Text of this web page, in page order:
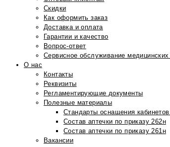
Скидки
Как оформить заказ
Доставка и оплата
Гарантии и качество
Вопрос-ответ
Сервисное обслуживание
О нас
Контакты
Реквизиты
Регламентирующие документы
Полезные материалы
Стандарты оснащения
Состав аптечки по приказу 262н
Состав аптечки по приказу 261н
Вакансии